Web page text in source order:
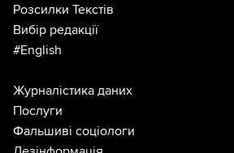
Розсилки Текстів
Вибір редакції
#English
Журналістика даних
Послуги
Фальшиві соціологи